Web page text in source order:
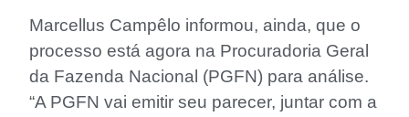
Marcellus Campêlo informou, ainda, que o
processo está agora na Procuradoria Geral
da Fazenda Nacional (PGFN) para análise.
“A PGFN vai emitir seu parecer, juntar com a